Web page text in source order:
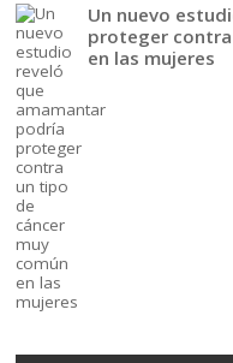
Un nuevo
proteger
en las mujeres